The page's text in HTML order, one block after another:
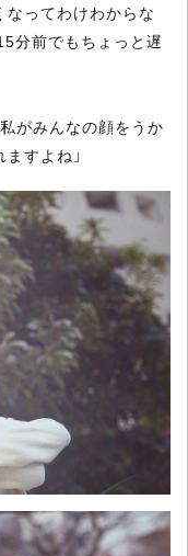
なってわけわからな
分前でもちょっと遅
がみんなの顔をうか
すよね」